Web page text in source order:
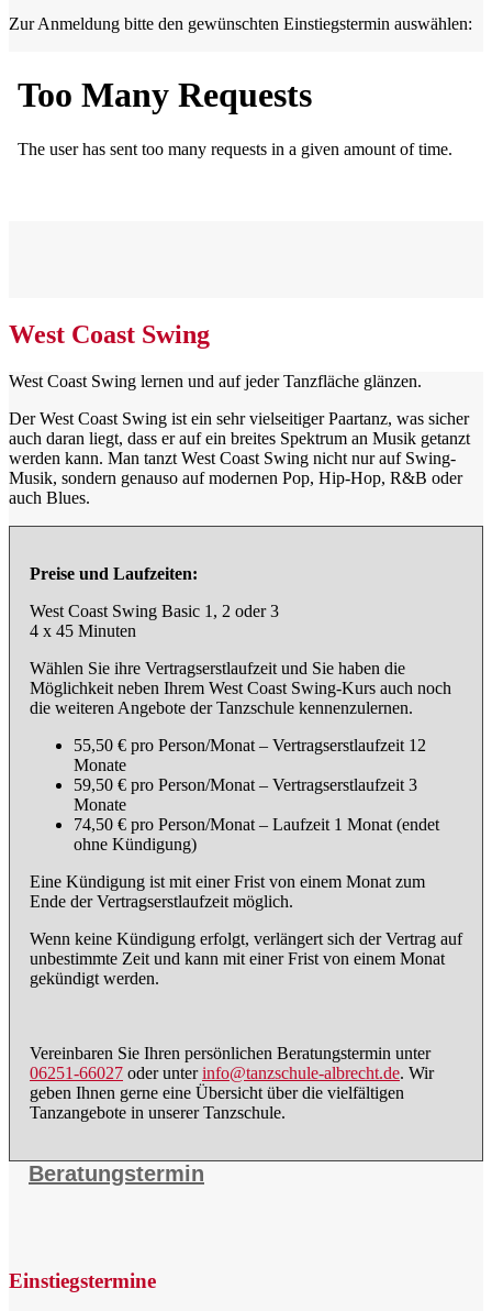
Zur Anmeldung bitte den gewünschten Einstiegstermin auswählen:
West Coast Swing
West Coast Swing lernen und auf jeder Tanzfläche glänzen.
Der West Coast Swing ist ein sehr vielseitiger Paartanz, was sicher
auch daran liegt, dass er auf ein breites Spektrum an Musik getanzt
werden kann. Man tanzt West Coast Swing nicht nur auf Swing-
Musik, sondern genauso auf modernen Pop, Hip-Hop, R&B oder
auch Blues.
Preise und Laufzeiten:
West Coast Swing Basic 1, 2 oder 3
4 x 45 Minuten
Wählen Sie ihre Vertragserstlaufzeit und Sie haben die
Möglichkeit neben Ihrem West Coast Swing-Kurs auch noch
die weiteren Angebote der Tanzschule kennenzulernen.
55,50 € pro Person/Monat – Vertragserstlaufzeit 12
Monate
59,50 € pro Person/Monat – Vertragserstlaufzeit 3
Monate
74,50 € pro Person/Monat – Laufzeit 1 Monat (endet
ohne Kündigung)
Eine Kündigung ist mit einer Frist von einem Monat zum
Ende der Vertragserstlaufzeit möglich.
Wenn keine Kündigung erfolgt, verlängert sich der Vertrag auf
unbestimmte Zeit und kann mit einer Frist von einem Monat
gekündigt werden.
Vereinbaren Sie Ihren persönlichen Beratungstermin unter
06251-66027 oder unterinfo@tanzschule-albrecht.de. Wir
geben Ihnen gerne eine Übersicht über die vielfältigen
Tanzangebote in unserer Tanzschule.
Beratungstermin
Einstiegstermine